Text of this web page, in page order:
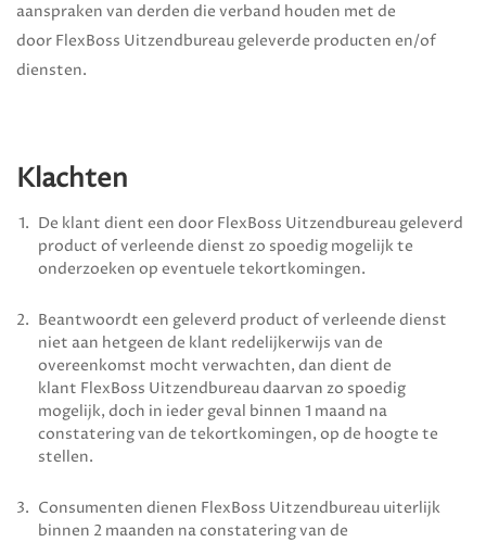
aanspraken van derden die verband houden met de
door FlexBoss Uitzendbureau geleverde producten en/of
diensten.
Klachten
De klant dient een door FlexBoss Uitzendbureau geleverd
product of verleende dienst zo spoedig mogelijk te
onderzoeken op eventuele tekortkomingen.
Beantwoordt een geleverd product of verleende dienst
niet aan hetgeen de klant redelijkerwijs van de
overeenkomst mocht verwachten, dan dient de
klant FlexBoss Uitzendbureaudaarvan zo spoedig
mogelijk, doch in ieder geval binnen 1 maand na
constatering van de tekortkomingen, op de hoogte te
stellen.
Consumenten dienen FlexBoss Uitzendbureau uiterlijk
binnen 2 maanden na constatering van de